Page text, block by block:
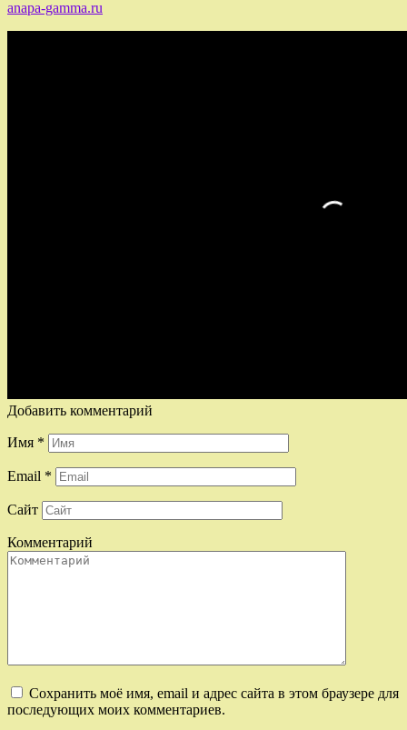
anapa-gamma.ru
Добавить комментарий
Имя *
Email *
Сайт
Комментарий
Сохранить моё имя, email и адрес сайта в этом браузере для
последующих моих комментариев.